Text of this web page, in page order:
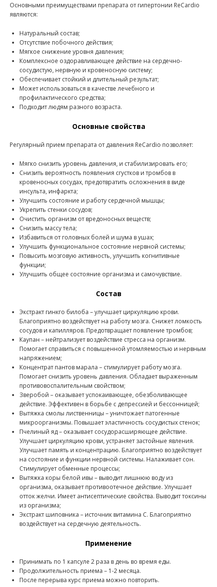
Основными преимуществами препарата от гипертонии ReCardio
являются:
Натуральный состав;
Отсутствие побочного действия;
Мягкое снижение уровня давления;
Комплексное оздоравливающее действие на сердечно-
сосудистую, нервную и кровеносную систему;
Обеспечивает стойкий и длительный результат;
Может использоваться в качестве лечебного и
профилактического средства;
Подходит людям разного возраста.
Основные свойства
Регулярный прием препарата от давления ReCardio позволяет:
Мягко снизить уровень давления, и стабилизировать его;
Снизить вероятность появления сгустков и тромбов в
кровеносных сосудах, предотвратить осложнения в виде
инсульта, инфаркта;
Улучшить состояние и работу сердечной мышцы;
Укрепить стенки сосудов;
Очистить организм от вредоносных веществ;
Снизить массу тела;
Избавиться от головных болей и шума в ушах;
Улучшить функциональное состояние нервной системы;
Повысить мозговую активность, улучшить когнитивные
функции;
Улучшить общее состояние организма и самочувствие.
Состав
Экстракт гинкго билоба – улучшает циркуляцию крови.
Благоприятно воздействует на работу мозга. Снижет ломкость
сосудов и капилляров. Предотвращает появление тромбов;
Каупан – нейтрализует воздействие стресса на организм.
Помогает справиться с повышенной утомляемостью и нервным
напряжением;
Концентрат пантов марала – стимулирует работу мозга.
Помогает снизить уровень давления. Обладает выраженным
противовоспалительным свойством;
Зверобой – оказывает успокаивающее, обезболивающее
действие. Эффективен в борьбе с депрессией и бессонницей;
Вытяжка смолы лиственницы – уничтожает патогенные
микроорганизмы. Повышает эластичность сосудистых стенок;
Пчелиный яд – оказывает сосудорасширяющее действие.
Улучшает циркуляцию крови, устраняет застойные явления.
Улучшает память и концентрацию. Благоприятно воздействует
на состояние и функции нервной системы. Налаживает сон.
Стимулирует обменные процессы;
Вытяжка коры белой ивы – выводит лишнюю воду из
организма, оказывает противоотечное действие. Улучшает
отток желчи. Имеет антисептические свойства. Выводит токсины
из организма;
Экстракт шиповника – источник витамина С. Благоприятно
воздействует на сердечную деятельность.
Применение
Принимать по 1 капсуле 2 раза в день во время еды.
Продолжительность приема – 1-2 месяца.
После перерыва курс приема можно повторить.